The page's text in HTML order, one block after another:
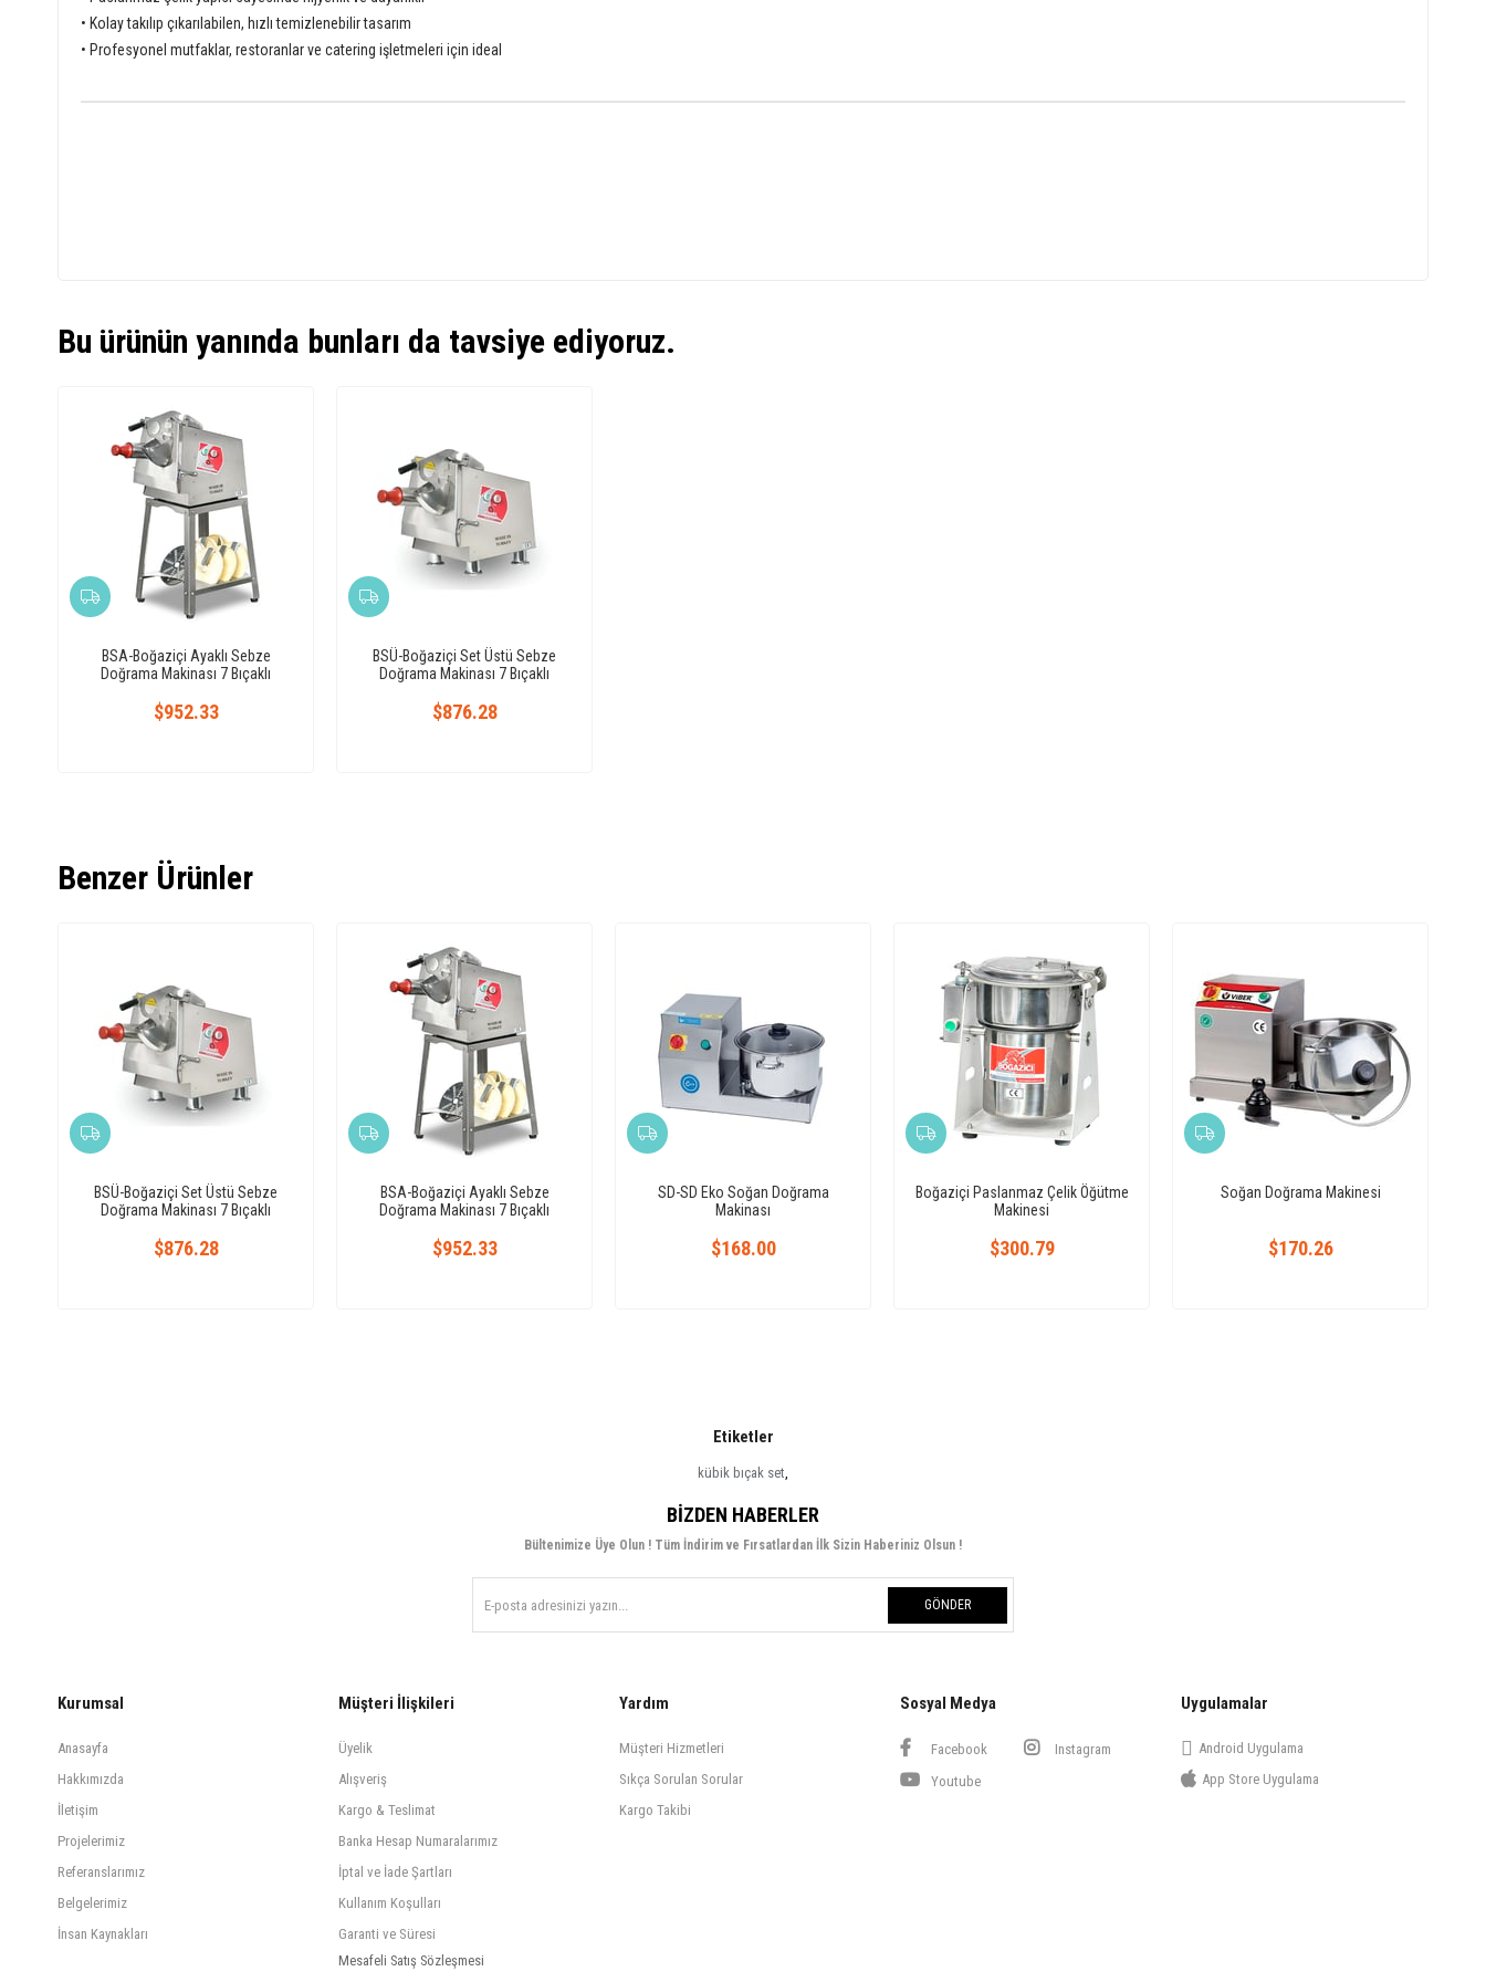
• Kolay takılıp çıkarılabilen, hızlı temizlenebilir tasarım
• Profesyonel mutfaklar, restoranlar ve catering işletmeleri için ideal
Bu ürünün yanında bunları da tavsiye ediyoruz.
BSA-Boğaziçi Ayaklı Sebze
Doğrama Makinası 7 Bıçaklı
$952.33
BSÜ-Boğaziçi Set Üstü Sebze
Doğrama Makinası 7 Bıçaklı
$876.28
Benzer Ürünler
BSÜ-Boğaziçi Set Üstü Sebze
Doğrama Makinası 7 Bıçaklı
$876.28
BSA-Boğaziçi Ayaklı Sebze
Doğrama Makinası 7 Bıçaklı
$952.33
SD-SD Eko Soğan Doğrama
Makinası
$168.00
Boğaziçi Paslanmaz Çelik Öğütme
Makinesi
$300.79
Soğan Doğrama Makinesi
$170.26
Etiketler
kübik bıçak set,
BIZDEN HABERLER
Bültenimize Üye Olun ! Tüm İndirim ve Fırsatlardan İlk Sizin Haberiniz Olsun !
GÖNDER
Kurumsal
Anasayfa
Hakkımızda
İletişim
Projelerimiz
Referanslarımız
Belgelerimiz
İnsan Kaynakları
Müşteri İlişkileri
Üyelik
Alışveriş
Kargo & Teslimat
Banka Hesap Numaralarımız
İptal ve İade Şartları
Kullanım Koşulları
Garanti ve Süresi
Mesafeli Satış Sözleşmesi
Yardım
Müşteri Hizmetleri
Sıkça Sorulan Sorular
Kargo Takibi
Sosyal Medya
Facebook
Instagram
Youtube
Uygulamalar
Android Uygulama
App Store Uygulama